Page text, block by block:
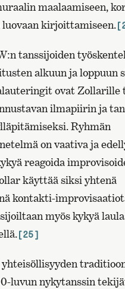
maalaamiseen,
luovaan kirjoittamiseen.
tanssijoiden
alkuun ja loppuun
ovat Zollarille
ilmapiirin ja
Ryhmän
on vaativa ja
reagoida
käyttää siksi yhtenä
kontakti-
myös kykyä
[25]
yhteisöllisyyden
luvun nykytanssin